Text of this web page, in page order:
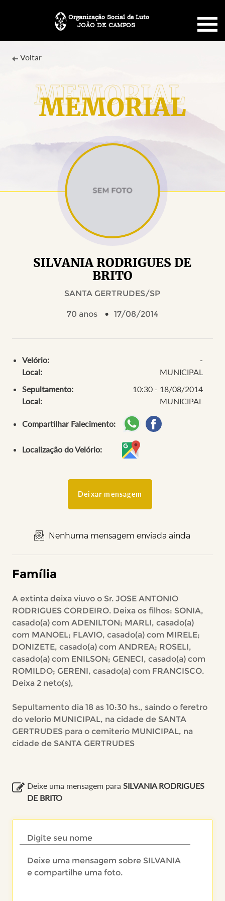
JOÃO DE CAMPOS
Organização Social de Luto
SOBRE NÓS
PLANO FUNERÁRIO
MENSAGENS
MEMORIAL
Voltar
SILVANIA RODRIGUES DE
BRITO
SANTA GERTRUDES/SP
70 anos 17/08/2014
Velório:
-
Local:
MUNICIPAL
Sepultamento:
10:30 - 18/08/2014
Local:
MUNICIPAL
Compartilhar Falecimento:
Localização do Velório:
Deixar mensagem
Nenhuma mensagem enviada ainda
Família
A extinta deixa viuvo o Sr. JOSE ANTONIO
RODRIGUES CORDEIRO. Deixa os filhos: SONIA,
casado(a) com ADENILTON; MARLI, casado(a)
com MANOEL; FLAVIO, casado(a) com MIRELE;
DONIZETE, casado(a) com ANDREA; ROSELI,
casado(a) com ENILSON; GENECI, casado(a) com
ROMILDO; GERENI, casado(a) com FRANCISCO.
Deixa 2 neto(s),
Sepultamento dia 18 as 10:30 hs., saindo o feretro
do velorio MUNICIPAL, na cidade de SANTA
GERTRUDES para o cemiterio MUNICIPAL, na
cidade de SANTA GERTRUDES
Deixe uma mensagem para SILVANIA RODRIGUES
DE BRITO